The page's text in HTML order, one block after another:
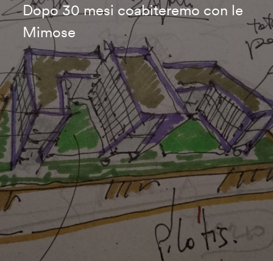
Dopo 30 mesi coabiteremo con le
Mimose